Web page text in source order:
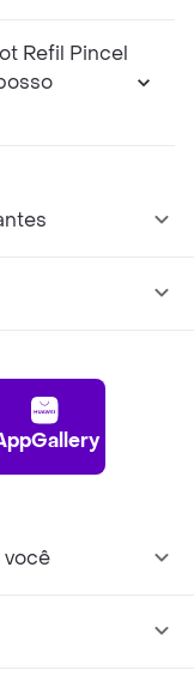
Refil Pincel
você